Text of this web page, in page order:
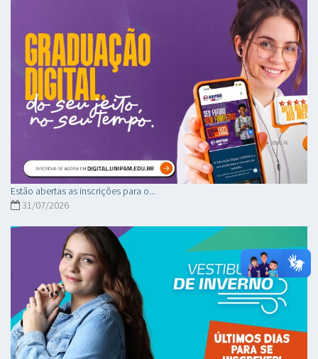
Estão abertas as inscrições para o...
31/07/2026